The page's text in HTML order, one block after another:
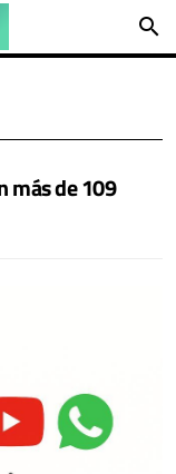
search
más de 109